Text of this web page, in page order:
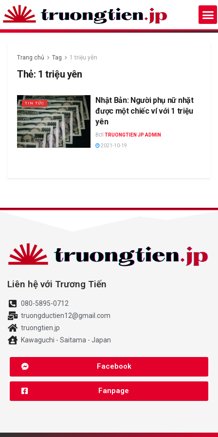
Trang chủ Tag 1 triệu yên
Thẻ: 1 triệu yên
TIN TỨC
Nhật Bản: Người phụ nữ nhặt
được một chiếc ví với 1 triệu
yên
BƠI TRUONGTIEN JP ADMIN
2021-10-19
Liên hệ với Trương Tiến
080-5895-0712
truongductien12@gmail.com
truongtien.jp
Kawaguchi - Saitama - Japan
Facebook
Fanpage